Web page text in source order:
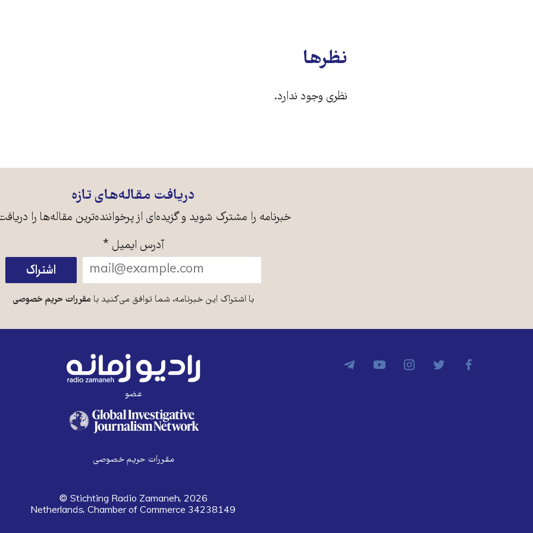
نظرها
نظری وجود ندارد.
دریافت مقاله‌های تازه
خبرنامه را مشترک شوید و گزیده‌ای از پرخواننده‌ترین مقاله‌ها را
آدرس ایمیل *
با اشتراک این خبرنامه، شما توافق می‌کنید با مقررات حریم خصوصی
عضو
مقررات حریم خصوصی
© Stichting Radio Zamaneh, 2026
Netherlands, Chamber of Commerce 34238149